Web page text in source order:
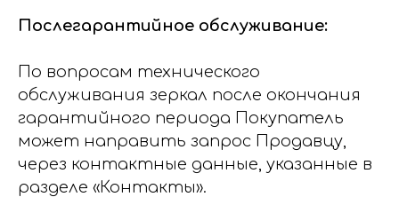
Послегарантийное обслуживание:
По вопросам технического
обслуживания зеркал после окончания
гарантийного периода Покупатель
может направить запрос Продавцу,
через контактные данные, указанные в
разделе «Контакты».